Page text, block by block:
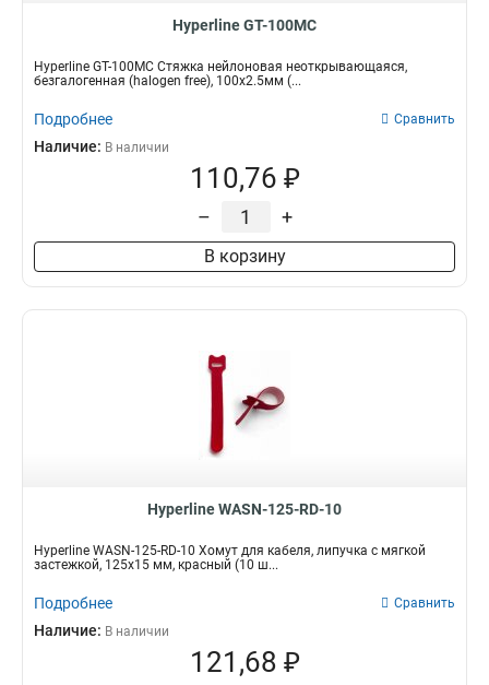
Hyperline GT-100MC
Hyperline GT-100MC Стяжка нейлоновая неоткрывающаяся,
безгалогенная (halogen free), 100x2.5мм (...
Подробнее Сравнить
Наличие: В наличии
110,76 ₽
– +
В корзину
Hyperline WASN-125-RD-10
Hyperline WASN-125-RD-10 Хомут для кабеля, липучка с мягкой
застежкой, 125x15 мм, красный (10 ш...
Подробнее Сравнить
Наличие: В наличии
121,68 ₽